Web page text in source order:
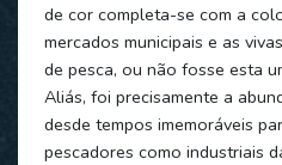
de cor completa-se com a
mercados municipais e as
de pesca, ou não fosse esta
Aliás, foi precisamente a
desde tempos imemoráveis
pescadores como industriais